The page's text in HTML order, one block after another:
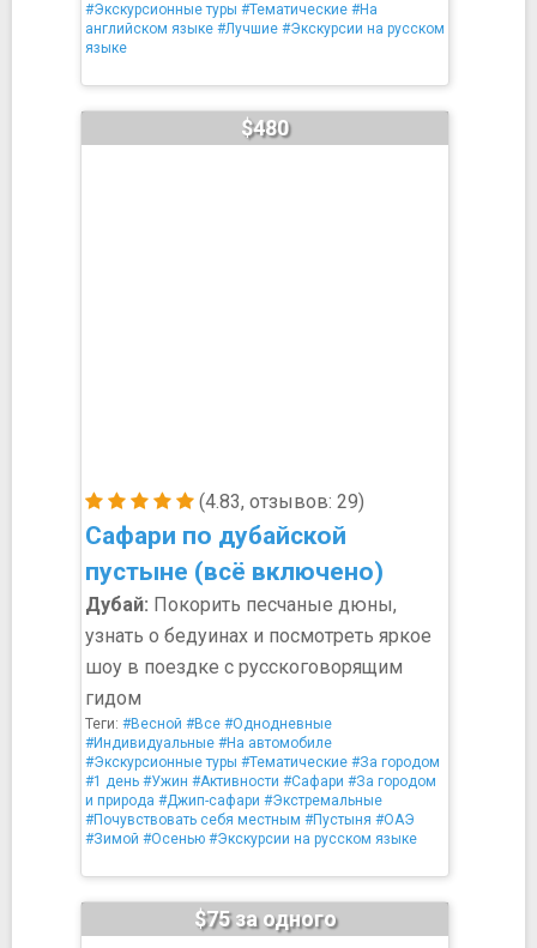
#Экскурсионные туры #Тематические #На
английском языке #Лучшие #Экскурсии на русском
языке
(4.83, отзывов: 29)
Сафари по дубайской
пустыне (всё включено)
$480
Дубай: Покорить песчаные дюны,
узнать о бедуинах и посмотреть яркое
шоу в поездке с русскоговорящим
гидом
Теги: #Весной #Все #Однодневные
#Индивидуальные #На автомобиле
#Экскурсионные туры #Тематические #За городом
#1 день #Ужин #Активности #Сафари #За городом
и природа #Джип-сафари #Экстремальные
#Почувствовать себя местным #Пустыня #ОАЭ
#Зимой #Осенью #Экскурсии на русском языке
$75 за одного